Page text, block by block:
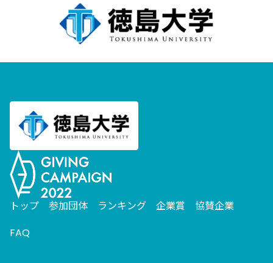
トップ 参加団体 ランキング 企業賞
協賛企業
FAQ